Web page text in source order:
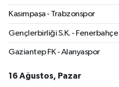
Kasımpaşa - Trabzonspor
Gençlerbirliği S.K. - Fenerbahçe
Gaziantep FK - Alanyaspor
16 Ağustos, Pazar